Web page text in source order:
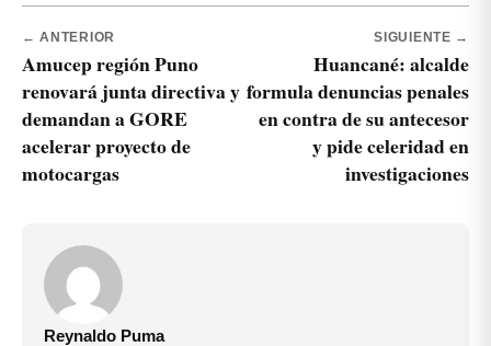
← ANTERIOR
Amucep región Puno
renovará junta directiva y
demandan a GORE
acelerar proyecto de
motocargas
SIGUIENTE →
Huancané: alcalde
formula denuncias penales
en contra de su antecesor
y pide celeridad en
investigaciones
Reynaldo Puma